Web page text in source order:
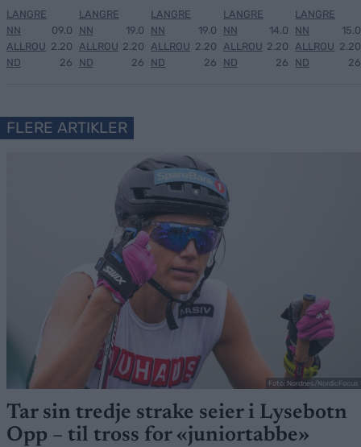
LANGRE
NN
ALLROU
ND
09.0
2.20
26
LANGRE
NN
ALLROU
ND
19.0
2.20
26
LANGRE
NN
ALLROU
ND
19.0
2.20
26
LANGRE
NN
ALLROU
ND
14.0
2.20
26
LANGRE
NN
ALLROU
ND
15.0
2.20
26
FLERE ARTIKLER
Foto: Nordnes/NordicFocus
Tar sin tredje strake seier i Lysebotn
Opp – til tross for «juniortabbe»